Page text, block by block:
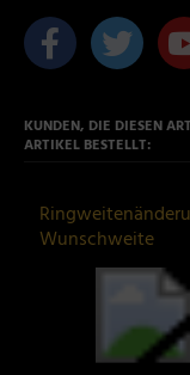
KUNDEN, DIE DIESEN
ARTIKEL BESTELLT:
Wunschweite